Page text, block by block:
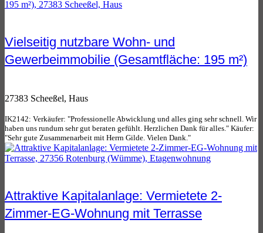
Vielseitig nutzbare Wohn- und
Gewerbeimmobilie (Gesamtfläche: 195 m²)
27383 Scheeßel, Haus
IK2142: Verkäufer: "Professionelle Abwicklung und alles ging sehr schnell. Wir
haben uns rundum sehr gut beraten gefühlt. Herzlichen Dank für alles." Käufer:
"Sehr gute Zusammenarbeit mit Herrn Gilde. Vielen Dank."
Attraktive Kapitalanlage: Vermietete 2-
Zimmer-EG-Wohnung mit Terrasse